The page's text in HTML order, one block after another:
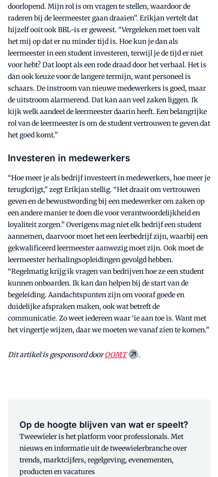
doorlopend. Mijn rol is om vragen te stellen, waardoor de
raderen bij de leermeester gaan draaien”. Erikjan vertelt dat
hijzelf ooit ook BBL-is er geweest. “Vergeleken met toen valt
het mij op dat er nu minder tijd is. Hoe kun je dan als
leermeester in een student investeren, terwijl je de tijd er niet
voor hebt? Dat loopt als een rode draad door het verhaal. Het is
dan ook keuze voor de langere termijn, want personeel is
schaars. De instroom van nieuwe medewerkers is goed, maar
de uitstroom alarmerend. Dat kan aan veel zaken liggen. Ik
kijk welk aandeel de leermeester daarin heeft. Een belangrijke
rol van de leermeester is om de student vertrouwen te geven dat
het goed komt.”
Investeren in medewerkers
“Hoe meer je als bedrijf investeert in medewerkers, hoe meer je
terugkrijgt,” zegt Erikjan stellig. “Het draait om vertrouwen
geven en de bewustwording bij een medewerker om zaken op
een andere manier te doen die voor verantwoordelijkheid en
loyaliteit zorgen.” Overigens mag niet elk bedrijf een student
aannemen, daarvoor moet het een leerbedrijf zijn, waarbij een
gekwalificeerd leermeester aanwezig moet zijn. Ook moet de
leermeester herhalingsopleidingen gevolgd hebben.
“Regelmatig krijg ik vragen van bedrijven hoe ze een student
kunnen onboarden. Ik kan dan helpen bij de start van de
begeleiding. Aandachtspunten zijn om vooraf goede en
duidelijke afspraken maken, ook wat betreft de
communicatie. Zo weet iedereen waar ‘ie aan toe is. Want met
het vingertje wijzen, daar we moeten we vanaf zien te komen.”
Dit artikel is gesponsord doorOOMT .
Op de hoogte blijven van wat er speelt?
Tweewieler is het platform voor professionals. Met
nieuws en informatie uit de tweewielerbranche over
trends, marktcijfers, regelgeving, evenementen,
producten en vacatures